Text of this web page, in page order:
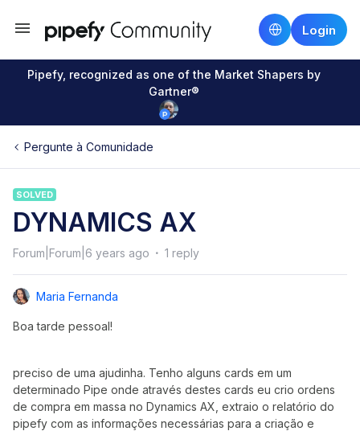
Login
Pipefy, recognized as one of the Market Shapers by
Gartner®
Pergunte à Comunidade
SOLVED
DYNAMICS AX
Forum|Forum|6 years ago 1 reply
Maria Fernanda
Boa tarde pessoal!
preciso de uma ajudinha. Tenho alguns cards em um
determinado Pipe onde através destes cards eu crio ordens
de compra em massa no Dynamics AX, extraio o relatório do
pipefy com as informações necessárias para a criação e